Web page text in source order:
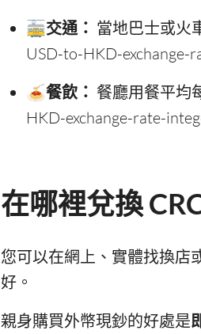
🚋交通： 當地巴士或火
USD-to-HKD-exchange-
🍝餐飲： 餐廳用餐平均
HKD-exchange-rate-
在哪裡兌換
您可以在網上、實體找換店
好。
親身購買外幣現鈔的好處是